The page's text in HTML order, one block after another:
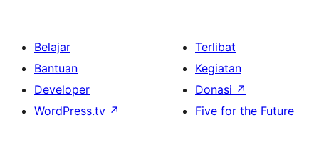
Belajar
Bantuan
Developer
WordPress.tv ↗
Terlibat
Kegiatan
Donasi ↗
Five for the Future